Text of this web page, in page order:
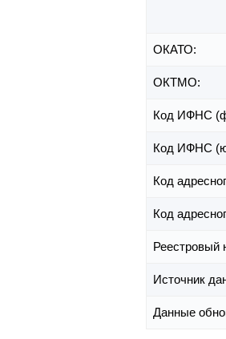
ОКАТО:
ОКТМО:
Код ИФНС
Код ИФНС
Код
Код
Реестровый
Источник
Данные